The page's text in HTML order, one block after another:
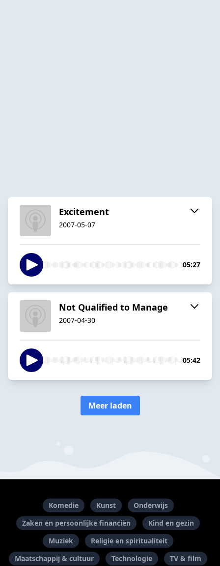
Excitement
2007-05-07
05:27
Not Qualified to Manage
2007-04-30
05:42
Meer laden
Komedie Kunst
Onderwijs
Zaken en persoonlijke financiën
Kind en gezin
Muziek
Religie en spiritualiteit
Maatschappij & cultuur
Technologie TV & film